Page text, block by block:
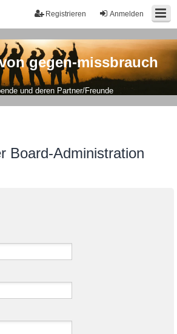
Anmelden
Registrieren
gegen-missbrauch
und deren Partner/Freunde
Board-Administration